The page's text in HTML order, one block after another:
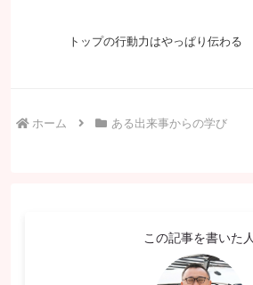
トップの行動力はやっぱり伝わる
ホーム ある出来事からの学び
この記事を書いた人